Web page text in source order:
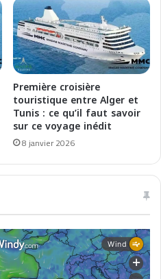
Première croisière
touristique entre Alger et
Tunis : ce qu’il faut savoir
sur ce voyage inédit
8 janvier 2026